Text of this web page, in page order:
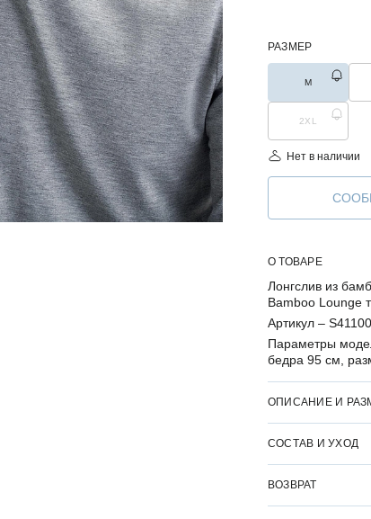
РАЗМЕР
M
2XL
Нет в наличии
О ТОВАРЕ
Лонгслив из
Bamboo Lounge
Артикул –
Параметры
бедра 95 см,
ОПИСАНИЕ И
СОСТАВ И УХОД
ВОЗВРАТ